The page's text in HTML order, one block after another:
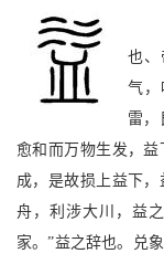
也、
气，
雷，
愈和而万物生发，
成，是故损上益下
舟，利涉大川，益
家。”益之辞也。兑